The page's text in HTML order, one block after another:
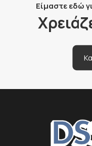
Είμαστε εδώ